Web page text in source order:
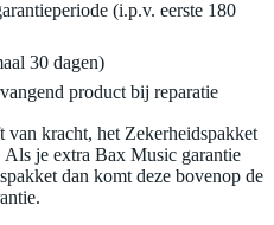
(i.p.v. eerste 180
30 dagen)
product bij reparatie
kracht, het Zekerheidspakket
je extra Bax Music garantie
dan komt deze bovenop de